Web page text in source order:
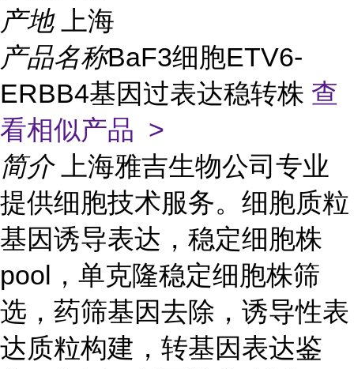
产地
上海
产品名称BaF3细胞ETV6-
ERBB4基因过表达稳转株 查
看相似产品 >
简介
上海雅吉生物公司专业
提供细胞技术服务。细胞质粒
基因诱导表达，稳定细胞株
pool，单克隆稳定细胞株筛
选，药筛基因去除，诱导性表
达质粒构建，转基因表达鉴